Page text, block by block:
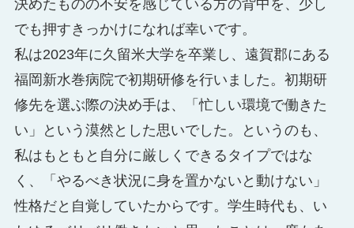
決めたものの不安を感じている方の背中を、少し
でも押すきっかけになれば幸いです。
私は2023年に久留米大学を卒業し、遠賀郡にある
福岡新水巻病院で初期研修を行いました。初期研
修先を選ぶ際の決め手は、「忙しい環境で働きた
い」という漠然とした思いでした。というのも、
私はもともと自分に厳しくできるタイプではな
く、「やるべき状況に身を置かないと動けない」
性格だと自覚していたからです。学生時代も、い